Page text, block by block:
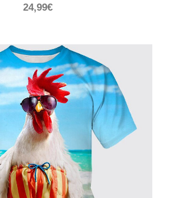
24,99€